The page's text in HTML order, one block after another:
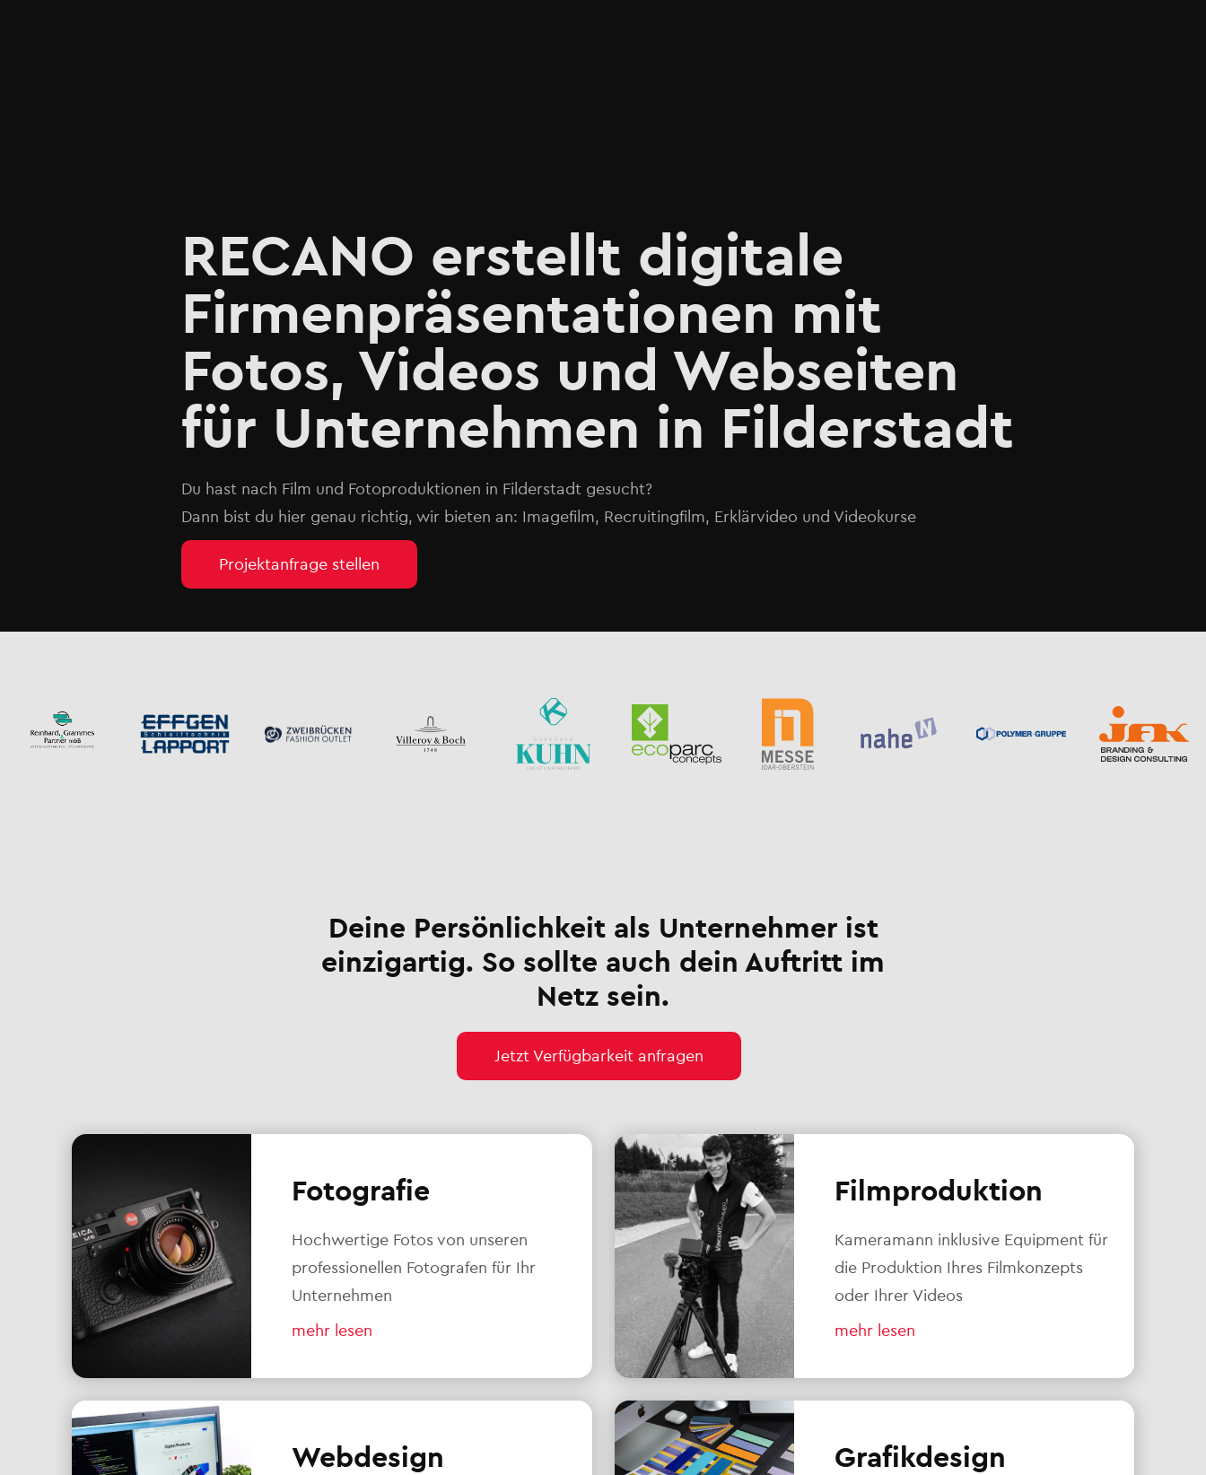
RECANO erstellt digitale
Firmenpräsentationen mit
Fotos, Videos und Webseiten
für Unternehmen in Filderstadt⁠
Du hast nach Film und Fotoproduktionen in Filderstadt⁠ gesucht?
Dann bist du hier genau richtig, wir bieten an: Imagefilm, Recruitingfilm, Erklärvideo und Videokurse
Projektanfrage stellen
Deine Persönlichkeit als Unternehmer ist
einzigartig. So sollte auch dein Auftritt im
Netz sein.
Jetzt Verfügbarkeit anfragen
Fotografie
Hochwertige Fotos von unseren
professionellen Fotografen für Ihr
Unternehmen
mehr lesen
Filmproduktion
Kameramann inklusive Equipment für
die Produktion Ihres Filmkonzepts
oder Ihrer Videos
mehr lesen
Webdesign Grafikdesign